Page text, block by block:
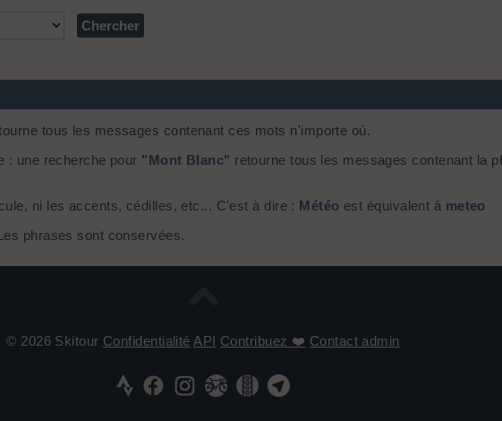
tous les messages contenant ces mots n'importe où.
: une recherche pour "Mont Blanc" retourne tous les messages contenant la
ni les accents, cédilles, etc... C'est à dire : Météo est équivalent à meteo
phrases sont conservées.
© 2026 Skitour Confidentialité API Contribuez ❤️ Contact admin